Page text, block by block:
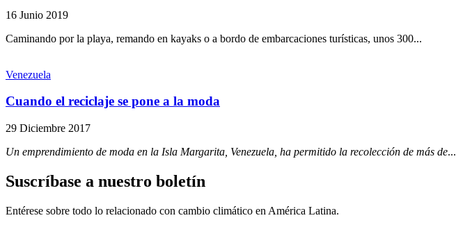
16 Junio 2019
Caminando por la playa, remando en kayaks o a bordo de embarcaciones turísticas, unos 300...
Venezuela
Cuando el reciclaje se pone a la moda
29 Diciembre 2017
Un emprendimiento de moda en la Isla Margarita, Venezuela, ha permitido la recolección de más de...
Suscríbase a nuestro boletín
Entérese sobre todo lo relacionado con cambio climático en América Latina.